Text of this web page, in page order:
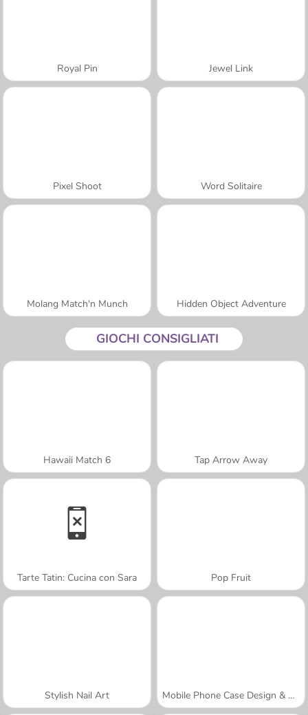
Royal Pin Jewel Link
Pixel Shoot Word Solitaire
Molang Match'n Munch Hidden Object Adventure
GIOCHI CONSIGLIATI
Hawaii Match 6 Tap Arrow Away
Tarte Tatin: Cucina con Sara Pop Fruit
Stylish Nail Art Mobile Phone Case Design & DIY